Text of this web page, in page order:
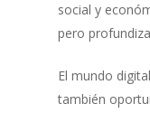
social y
pero
El mundo
también